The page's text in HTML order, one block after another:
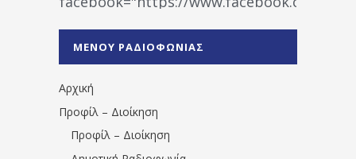
1531194763766854/" artist="" ]
ΜΕΝΟΥ ΡΑΔΙΟΦΩΝΙΑΣ
Αρχική
Προφίλ – Διοίκηση
Προφίλ – Διοίκηση